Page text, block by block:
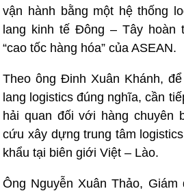
vận hành bằng một hệ thống
lang kinh tế Đông – Tây hoàn
“cao tốc hàng hóa” của ASEAN.
Theo ông Đinh Xuân Khánh,
lang logistics đúng nghĩa, cần
hải quan đối với hàng chuyên
cứu xây dựng trung tâm
khẩu tại biên giới Việt – Lào.
Ông Nguyễn Xuân Thảo, Giám